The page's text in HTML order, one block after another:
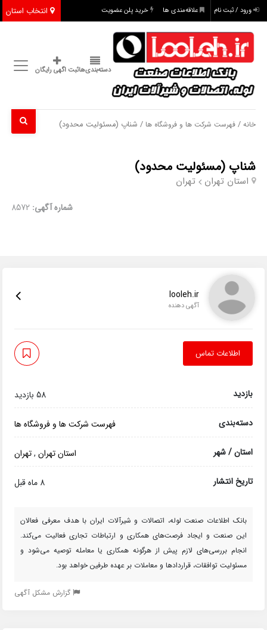
انتخاب استان ورود / ثبت نام علاقه‌مندی ها خرید پلن عضویت
دسته‌بندی‌هاثبت اگهی رایگان
خانه /فهرست شرکت ها و فروشگاه ها / شناپ (مسئولیت محدود)
شناپ (مسئولیت محدود)
استان تهران تهران
شماره آگهی: 8572
looleh.ir
آگهی دهنده
اطلاعات تماس
بازدید 58 بازدید
دسته‌بندی فهرست شرکت ها و فروشگاه ها
استان / شهر استان تهران,تهران
تاریخ انتشار 8 ماه قبل
بانک اطلاعات صنعت لوله، اتصالات و شیرآلات ایران با هدف معرفی فعالان
این صنعت و ایجاد فرصت‌های همکاری و ارتباطات تجاری فعالیت می‌کند.
انجام بررسی‌های لازم پیش از هرگونه همکاری یا معامله توصیه می‌شود و
مسئولیت توافقات، قراردادها و معاملات بر عهده طرفین خواهد بود.
گزارش مشکل آگهی